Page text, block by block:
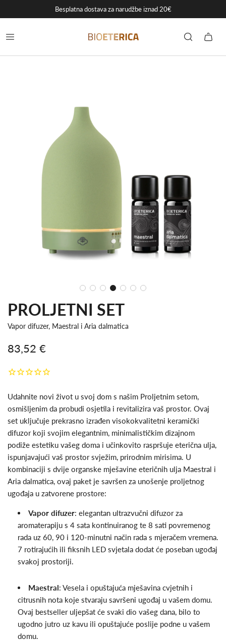
Besplatna dostava za narudžbe iznad 20€
PROLJETNI SET
Vapor difuzer, Maestral i Aria dalmatica
Snižena
Redovna
83,52 €
Udahnite novi život u svoj dom s našim Proljetnim setom,
osmišljenim da probudi osjetila i revitalizira vaš prostor. Ovaj
set uključuje prekrasno izrađen visokokvalitetni keramički
difuzor koji svojim elegantnim, minimalističkim dizajnom
podiže estetiku vašeg doma i učinkovito raspršuje eterična ulja,
ispunjavajući vaš prostor svježim, prirodnim mirisima. U
kombinaciji s dvije organske mješavine eteričnih ulja Maestral i
Aria dalmatica, ovaj paket je savršen za unošenje proljetnog
ugođaja u zatvorene prostore:
Vapor difuzer: elegantan ultrazvučni difuzor za
aromaterapiju s 4 sata kontinuiranog te 8 sati povremenog
rada uz 60, 90 i 120-minutni način rada s mjeračem vremena.
7 rotirajućih ili fiksnih LED svjetala dodat će poseban ugođaj
svakoj prostoriji.
Maestral: Vesela i opuštajuća mješavina cvjetnih i
citrusnih nota koje stvaraju savršeni ugođaj u vašem domu.
Ovaj bestseller uljepšat će svaki dio vašeg dana, bilo to
ugodno jutro uz kavu ili opuštajuće poslije podne u vašem
domu.